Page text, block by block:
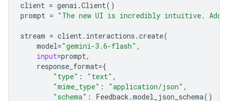
client = genai .Client()
prompt = "The new UI is incredibly intuitive. Add
stream = client. interactions .create(
model="gemini-3.6-flash" ,
input=prompt,
response_format={
"type" : "text" ,
"mime_type" : "application/json" ,
"schema" : Feedback .model_json_schema()